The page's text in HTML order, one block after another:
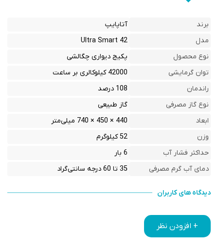
برند
آتاپایپ
مدل
Ultra Smart 42
نوع محصول
پکیج دیواری چگالشی
توان گرمایشی
42000 کیلوکالری بر ساعت
راندمان
108 درصد
نوع گاز مصرفی
گاز طبیعی
ابعاد
440 × 450 × 740 میلی‌متر
وزن
52 کیلوگرم
حداکثر فشار آب
6 بار
دمای آب گرم مصرفی
35 تا 60 درجه سانتی‌گراد
دیدگاه های کاربران
+ افزودن نظر